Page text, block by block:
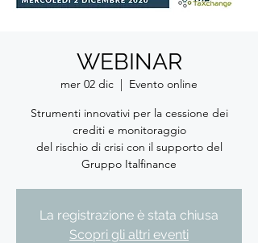
WEBINAR
mer 02 dic
  |
Evento online
Strumenti innovativi per la cessione dei
crediti e monitoraggio
del rischio di crisi con il supporto del
Gruppo Italfinance
La registrazione è stata chiusa
Scopri gli altri eventi